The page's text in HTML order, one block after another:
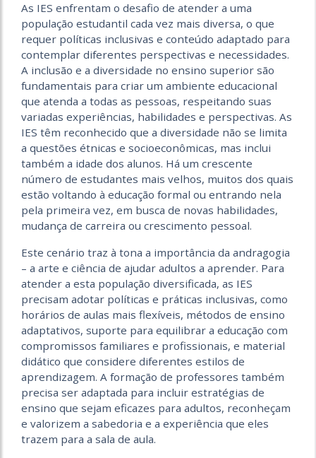
As IES enfrentam o desafio de atender a uma
população estudantil cada vez mais diversa, o que
requer políticas inclusivas e conteúdo adaptado para
contemplar diferentes perspectivas e necessidades.
A inclusão e a diversidade no ensino superior são
fundamentais para criar um ambiente educacional
que atenda a todas as pessoas, respeitando suas
variadas experiências, habilidades e perspectivas. As
IES têm reconhecido que a diversidade não se limita
a questões étnicas e socioeconômicas, mas inclui
também a idade dos alunos. Há um crescente
número de estudantes mais velhos, muitos dos quais
estão voltando à educação formal ou entrando nela
pela primeira vez, em busca de novas habilidades,
mudança de carreira ou crescimento pessoal.
Este cenário traz à tona a importância da andragogia
– a arte e ciência de ajudar adultos a aprender. Para
atender a esta população diversificada, as IES
precisam adotar políticas e práticas inclusivas, como
horários de aulas mais flexíveis, métodos de ensino
adaptativos, suporte para equilibrar a educação com
compromissos familiares e profissionais, e material
didático que considere diferentes estilos de
aprendizagem. A formação de professores também
precisa ser adaptada para incluir estratégias de
ensino que sejam eficazes para adultos, reconheçam
e valorizem a sabedoria e a experiência que eles
trazem para a sala de aula.